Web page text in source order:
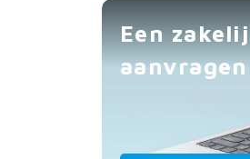
Een
aanvragen